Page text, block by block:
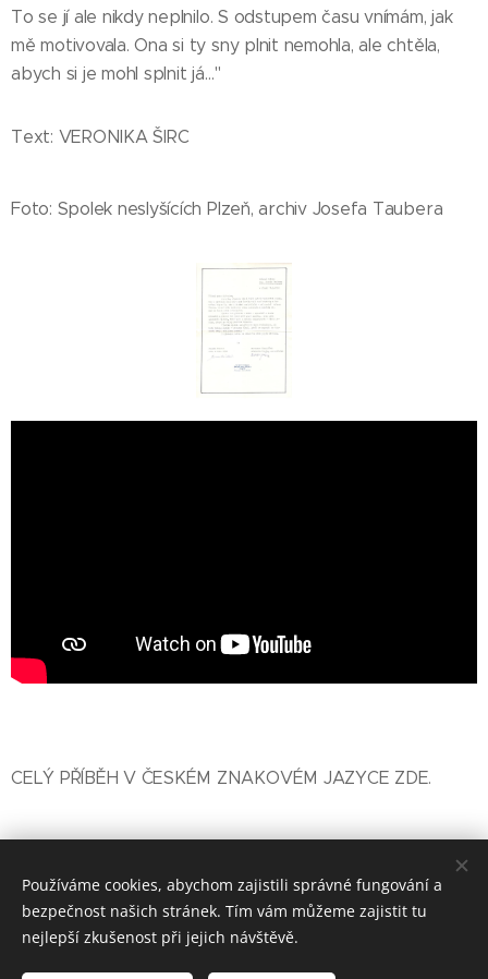
To se jí ale nikdy neplnilo. S odstupem času vnímám, jak
mě motivovala. Ona si ty sny plnit nemohla, ale chtěla,
abych si je mohl splnit já…"
Text: VERONIKA ŠIRC
Foto: Spolek neslyšících Plzeň, archiv Josefa Taubera
CELÝ PŘÍBĚH V ČESKÉM ZNAKOVÉM JAZYCE ZDE.
© Jsem jedno ucho, z. s. 2026
Používáme cookies, abychom zajistili správné fungování a
bezpečnost našich stránek. Tím vám můžeme zajistit tu
nejlepší zkušenost při jejich návštěvě.